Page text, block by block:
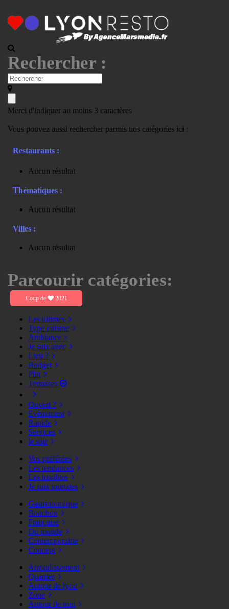
Rechercher :
Merci d'indiquer au moins 3 caractères
Vous pouvez aussi rechercher parmis nos catégories ici :
Restaurants :
Aucun résultat
Thématiques :
Aucun résultat
Villes :
Aucun résultat
Parcourir catégories:
Coup de 2021
Les ultimes
Type cuisine
Ambiance >
Je suis avec
Lieu ?
Budget
Plat
Terrasses
Ouvert ?
Evènement
Rapide
Services
le soir
Vos préférées
Les tendances
Les insolites
Je suis touristes
Gastronomique
Bouchon
Française
Du monde
Contemporaine
Concept
Arrondissement
Quartier
Autour de lyon
Zone
Autour de moi